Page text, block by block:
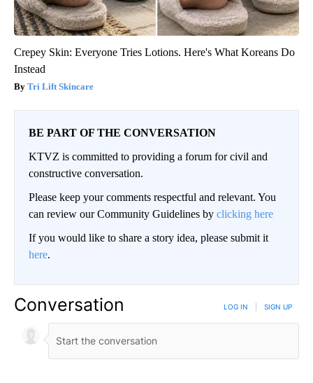
Crepey Skin: Everyone Tries Lotions. Here's What Koreans Do
Instead
Tri Lift Skincare
BE PART OF THE CONVERSATION
KTVZ is committed to providing a forum for civil and
constructive conversation.
Please keep your comments respectful and relevant. You
can review our Community Guidelines by clicking here
If you would like to share a story idea, please submit it
here.
Conversation LOG IN SIGN UP